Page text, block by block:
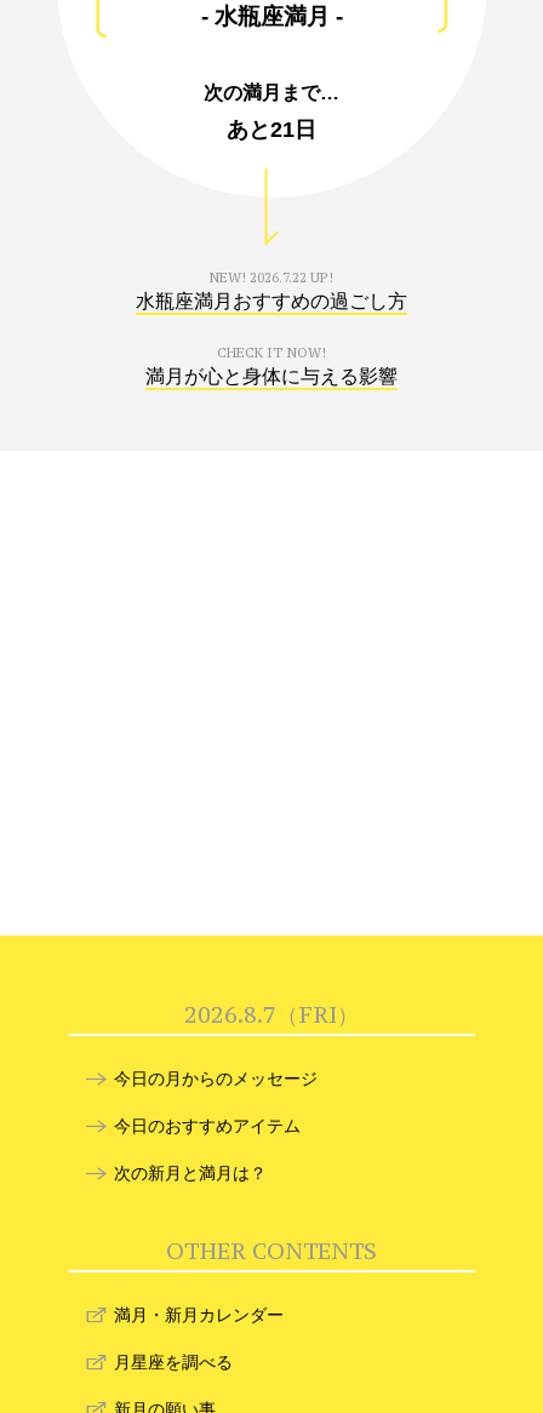
- 水瓶座満月 -
次の満月まで…
あと21日
NEW! 2026.7.22 UP!
水瓶座満月おすすめの過ごし方
CHECK IT NOW!
満月が心と身体に与える影響
2026.8.7（FRI）
今日の月からのメッセージ
今日のおすすめアイテム
次の新月と満月は？
OTHER CONTENTS
満月・新月カレンダー
月星座を調べる
新月の願い事